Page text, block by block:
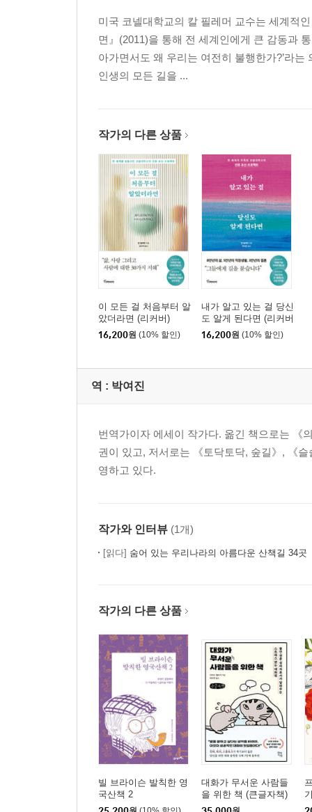
그녀의 할아버지는 그녀에게 남북 전쟁에 참전
이야기를 해줬을 것이다. 바로 이것이 삶의 지혜가
에필로그
미국 코넬대학교의 칼 필레머 교수는 세계적
면』(2011)을 통해 전 세계인에게 큰 감동과
아가면서도 왜 우리는 여전히 불행한가?’라
인생의 모든 길을 ...
작가의 다른 상품
이 모든 걸 처음부터 알
았더라면 (리커버)
16,200원 (10% 할인)
내가 알고 있는 걸 당신
도 알게 된다면 (리커버
에디션)
16,200원 (10% 할인)
역 : 박여진
번역가이자 에세이 작가다. 옮긴 책으로는 《
권이 있고, 저서로는 《토닥토닥, 숲길》, 《
영하고 있다.
작가와 인터뷰 (1개)
[읽다] 숨어 있는 우리나라의 아름다운 산책길 34곳
작가의 다른 상품
빌 브라이슨 발칙한 영
국산책 2
대화가 무서운 사람들
을 위한 책 (큰글자책)